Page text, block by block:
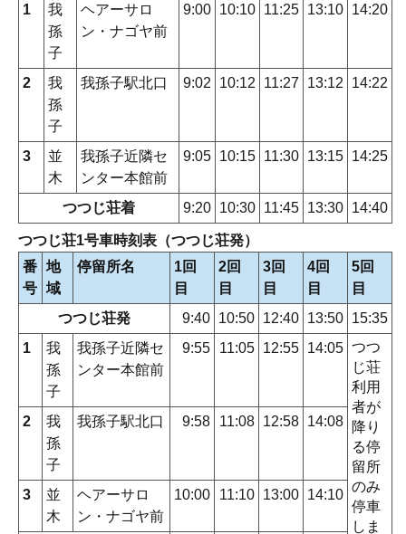
1
我
孫
子
ヘアーサロ
ン・ナゴヤ前
9:00 10:10 11:25 13:10 14:20
2
我
孫
子
我孫子駅北口 9:02 10:12 11:27 13:12 14:22
3
並
木
我孫子近隣セ
ンター本館前
9:05 10:15 11:30 13:15 14:25
つつじ荘着 9:20 10:30 11:45 13:30 14:40
つつじ荘1号車時刻表（つつじ荘発）
番
号
地
域
停留所名
1回
目
2回
目
3回
目
4回
目
5回
目
つつじ荘発
9:40 10:50 12:40 13:50 15:35
1
我
孫
子
我孫子近隣セ
ンター本館前
9:55 11:05 12:55 14:05 つつ
じ荘
利用
者が
降り
る停
留所
のみ
停車
しま
2
我
孫
子
我孫子駅北口 9:58 11:08 12:58 14:08
3
並
木
ヘアーサロ
ン・ナゴヤ前
10:00 11:10 13:00 14:10